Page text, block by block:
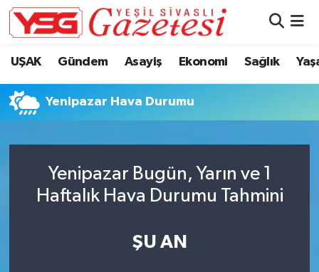
UŞAK Gündem Asayiş Ekonomi Sağlık
Yenipazar Hava Durumu
Yenipazar Bugün, Yarın ve 1
Haftalık Hava Durumu Tahmini
ŞU AN
Süper Lig Puan Durumu ve Fikstür